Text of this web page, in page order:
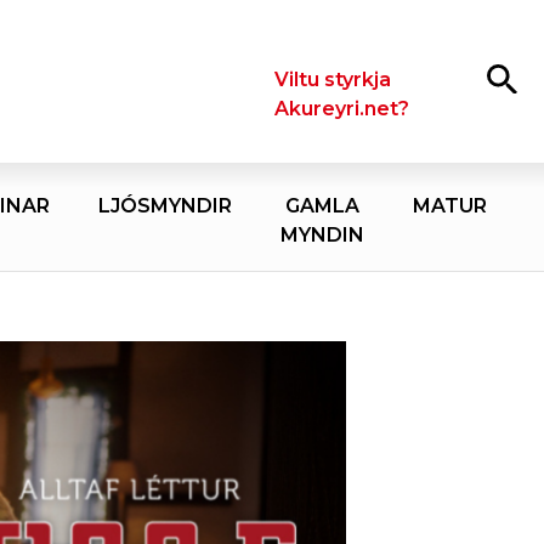
LeitaViltu styrkja
Akureyri.net?
LJÓSMYNDIR
GAMLA
MYNDIN
MATUR